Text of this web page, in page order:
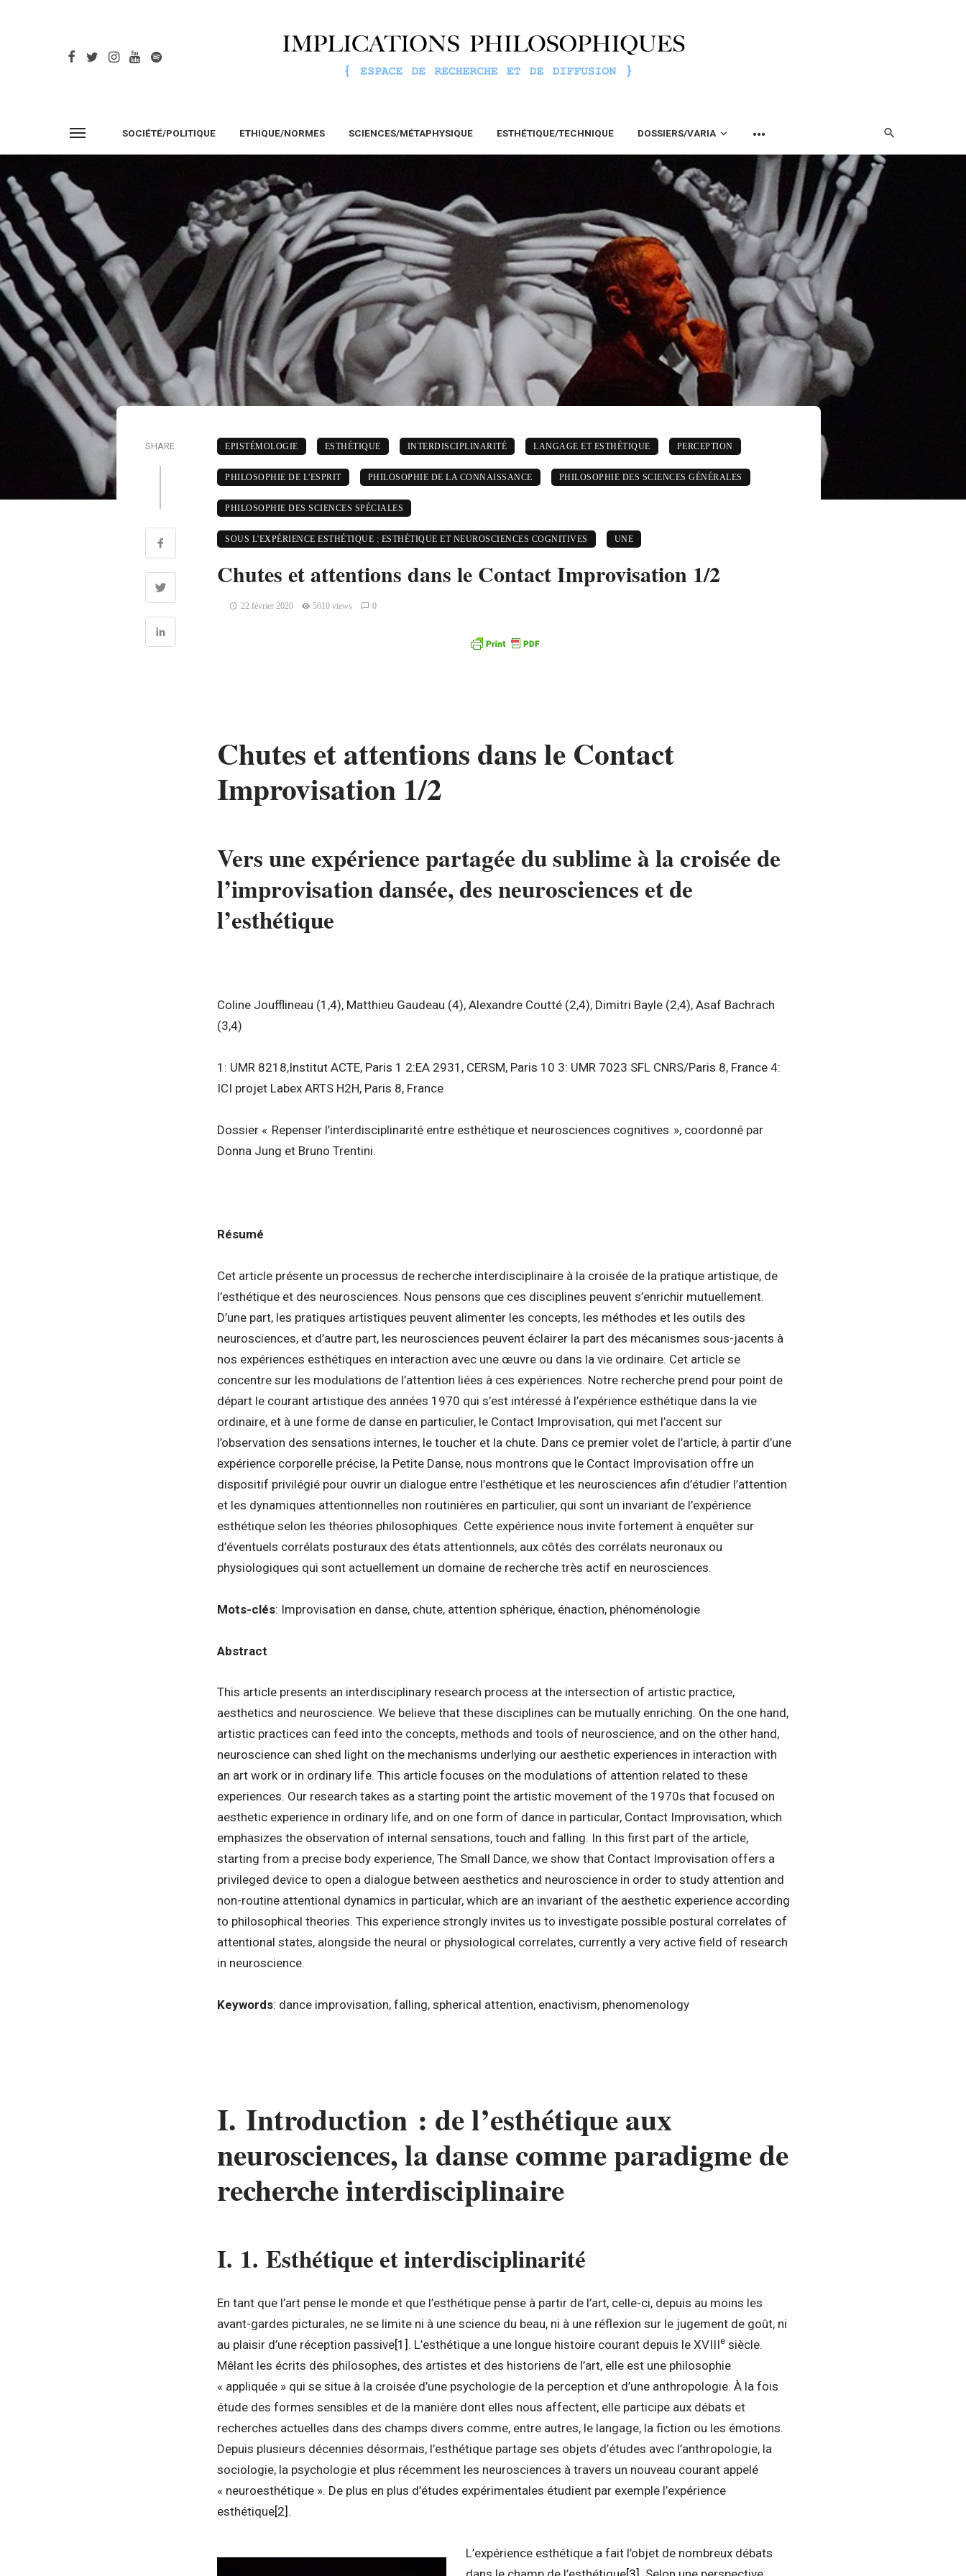
SOCIÉTÉ/POLITIQUE ETHIQUE/NORMES SCIENCES/MÉTAPHYSIQUE ESTHÉTIQUE/TECHNIQUE DOSSIERS/VARIA
SHARE EPISTÉMOLOGIE ESTHÉTIQUE INTERDISCIPLINARITÉ LANGAGE ET ESTHÉTIQUE PERCEPTION
PHILOSOPHIE DE L'ESPRIT PHILOSOPHIE DE LA CONNAISSANCE PHILOSOPHIE DES SCIENCES GÉNÉRALES
PHILOSOPHIE DES SCIENCES SPÉCIALES
SOUS L'EXPÉRIENCE ESTHÉTIQUE : ESTHÉTIQUE ET NEUROSCIENCES COGNITIVES UNE
Chutes et attentions dans le Contact Improvisation 1/2
22 février 2020 5610 views 0
Chutes et attentions dans le Contact
Improvisation 1/2
Vers une expérience partagée du sublime à la croisée de
l’improvisation dansée, des neurosciences et de
l’esthétique
Coline Joufflineau (1,4), Matthieu Gaudeau (4), Alexandre Coutté (2,4), Dimitri Bayle (2,4), Asaf Bachrach
(3,4)
1: UMR 8218,Institut ACTE, Paris 1 2:EA 2931, CERSM, Paris 10 3: UMR 7023 SFL CNRS/Paris 8, France 4:
ICI projet Labex ARTS H2H, Paris 8, France
Dossier « Repenser l’interdisciplinarité entre esthétique et neurosciences cognitives », coordonné par
Donna Jung et Bruno Trentini.
Résumé
Cet article présente un processus de recherche interdisciplinaire à la croisée de la pratique artistique, de
l’esthétique et des neurosciences. Nous pensons que ces disciplines peuvent s’enrichir mutuellement.
D’une part, les pratiques artistiques peuvent alimenter les concepts, les méthodes et les outils des
neurosciences, et d’autre part, les neurosciences peuvent éclairer la part des mécanismes sous-jacents à
nos expériences esthétiques en interaction avec une œuvre ou dans la vie ordinaire. Cet article se
concentre sur les modulations de l’attention liées à ces expériences. Notre recherche prend pour point de
départ le courant artistique des années 1970 qui s’est intéressé à l’expérience esthétique dans la vie
ordinaire, et à une forme de danse en particulier, le Contact Improvisation, qui met l’accent sur
l’observation des sensations internes, le toucher et la chute. Dans ce premier volet de l’article, à partir d’une
expérience corporelle précise, la Petite Danse, nous montrons que le Contact Improvisation offre un
dispositif privilégié pour ouvrir un dialogue entre l’esthétique et les neurosciences afin d’étudier l’attention
et les dynamiques attentionnelles non routinières en particulier, qui sont un invariant de l’expérience
esthétique selon les théories philosophiques. Cette expérience nous invite fortement à enquêter sur
d’éventuels corrélats posturaux des états attentionnels, aux côtés des corrélats neuronaux ou
physiologiques qui sont actuellement un domaine de recherche très actif en neurosciences.
Mots-clés: Improvisation en danse, chute, attention sphérique, énaction, phénoménologie
Abstract
This article presents an interdisciplinary research process at the intersection of artistic practice,
aesthetics and neuroscience. We believe that these disciplines can be mutually enriching. On the one hand,
artistic practices can feed into the concepts, methods and tools of neuroscience, and on the other hand,
neuroscience can shed light on the mechanisms underlying our aesthetic experiences in interaction with
an art work or in ordinary life. This article focuses on the modulations of attention related to these
experiences. Our research takes as a starting point the artistic movement of the 1970s that focused on
aesthetic experience in ordinary life, and on one form of dance in particular, Contact Improvisation, which
emphasizes the observation of internal sensations, touch and falling. In this first part of the article,
starting from a precise body experience, The Small Dance, we show that Contact Improvisation offers a
privileged device to open a dialogue between aesthetics and neuroscience in order to study attention and
non-routine attentional dynamics in particular, which are an invariant of the aesthetic experience according
to philosophical theories. This experience strongly invites us to investigate possible postural correlates of
attentional states, alongside the neural or physiological correlates, currently a very active field of research
in neuroscience.
Keywords: dance improvisation, falling, spherical attention, enactivism, phenomenology
I. Introduction : de l’esthétique aux
neurosciences, la danse comme paradigme de
recherche interdisciplinaire
I. 1. Esthétique et interdisciplinarité
En tant que l’art pense le monde et que l’esthétique pense à partir de l’art, celle-ci, depuis au moins les
avant-gardes picturales, ne se limite ni à une science du beau, ni à une réflexion sur le jugement de goût, ni
au plaisir d’une réception passive[1] . L’esthétique a une longue histoire courant depuis le XVIIIe siècle.
Mêlant les écrits des philosophes, des artistes et des historiens de l’art, elle est une philosophie
« appliquée » qui se situe à la croisée d’une psychologie de la perception et d’une anthropologie. À la fois
étude des formes sensibles et de la manière dont elles nous affectent, elle participe aux débats et
recherches actuelles dans des champs divers comme, entre autres, le langage, la fiction ou les émotions.
Depuis plusieurs décennies désormais, l’esthétique partage ses objets d’études avec l’anthropologie, la
sociologie, la psychologie et plus récemment les neurosciences à travers un nouveau courant appelé
« neuroesthétique ». De plus en plus d’études expérimentales étudient par exemple l’expérience
esthétique[2] .
L’expérience esthétique a fait l’objet de nombreux débats